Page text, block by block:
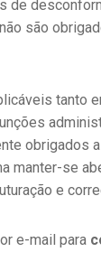
são
tanto
obrigados
manter-se
e
e-mail para